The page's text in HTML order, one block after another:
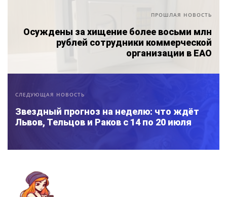
ПРОШЛАЯ НОВОСТЬ
Осуждены за хищение более восьми млн
рублей сотрудники коммерческой
организации в ЕАО
СЛЕДУЮЩАЯ НОВОСТЬ
Звездный прогноз на неделю: что ждёт
Львов, Тельцов и Раков с 14 по 20 июля